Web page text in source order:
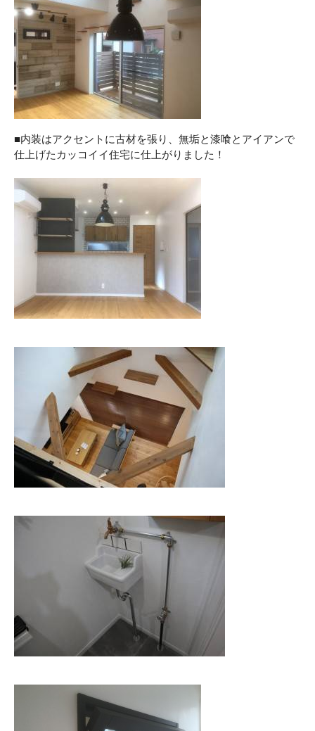
■内装はアクセントに古材を張り、無垢と漆喰とアイアンで
仕上げたカッコイイ住宅に仕上がりました！